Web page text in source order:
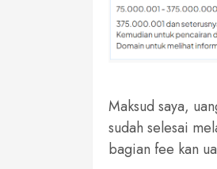
Maksud saya,
sudah selesai
bagian fee kan